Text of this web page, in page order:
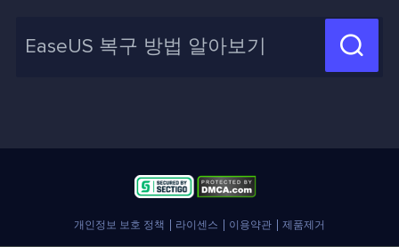
신제품 New
화면 녹화 팁
인사이트 보고서

개인정보 보호 정책 라이센스 이용약관 제품제거